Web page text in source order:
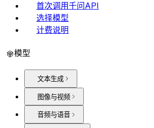
首次调用千问API
选择模型
计费说明
模型
文本生成
图像与视频
音频与语音